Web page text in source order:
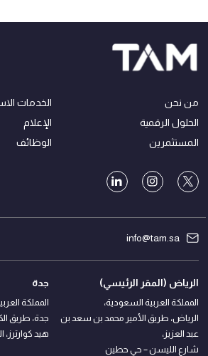
من نحن
الخدمات
الحلول الرقمية
الإعلام
المستثمرين
الوظائف
info@tam.sa
الرياض (المقر الرئيسي)
المملكة العربية السعودية،
الرياض، طريق الأمير محمد بن سعد بن
عبد العزيز،
شارع الليسن – حي حطين
جدة
المملكة
جدة، طريق
هيد كوارترز،